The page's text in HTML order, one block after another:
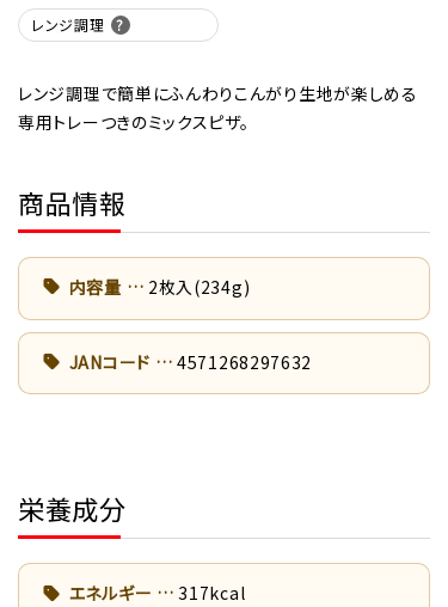
レンジ調理
レンジ調理で簡単にふんわりこんがり生地が楽しめる
専用トレーつきのミックスピザ。
商品情報
内容量 2枚入(234g)
JANコード 4571268297632
栄養成分
エネルギー 317kcal